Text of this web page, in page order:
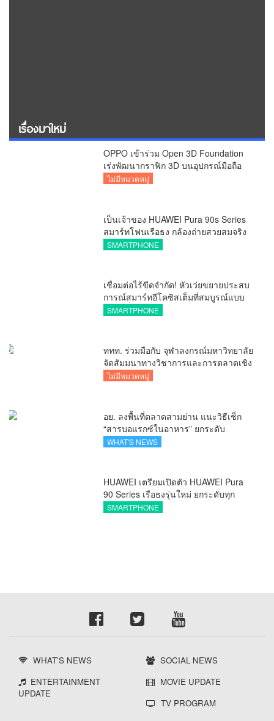
เรื่องมาใหม่
OPPO เข้าร่วม Open 3D Foundation
เร่งพัฒนากราฟิก 3D บนอุปกรณ์มือถือ
ไม่มีหมวดหมู่
เป็นเจ้าของ HUAWEI Pura 90s Series
สมาร์ทโฟนเรือธง กล้องถ่ายสวยสมจริง
ทุกระยะ พร้อมของสมนาคุณและสิทธิ
SMARTPHONE
เชื่อมต่อไร้ขีดจำกัด! หัวเว่ยขยายประสบ
การณ์สมาร์ทอีโคซิสเต็มที่สมบูรณ์แบบ
ไร้รอยต่อ ครบ จบ ในที่เดียวที่ HUAWEI
SMARTPHONE
ททท. ร่วมมือกับ จุฬาลงกรณ์มหาวิทยาลัย
จัดสัมมนาทางวิชาการและการตลาดเชิง
รุกแนะเคล็ดลับปรับธุรกิจท่องเที่ยวไทย
ไม่มีหมวดหมู่
อย. ลงพื้นที่ตลาดสามย่าน แนะวิธีเช็ก
“สารบอแรกซ์ในอาหาร” ยกระดับ
ตลาดสดปลอดภัยเพื่อผู้บริโภค
WHAT'S NEWS
HUAWEI เตรียมเปิดตัว HUAWEI Pura
90 Series เรือธงรุ่นใหม่ ยกระดับทุก
โมเมนต์สำคัญของชีวิตด้วยนวัตกรรม
SMARTPHONE
WHAT'S NEWS
SOCIAL NEWS
ENTERTAINMENT
UPDATE
MOVIE UPDATE
TV PROGRAM